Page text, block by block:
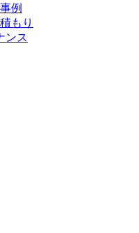
例
もり
ンス